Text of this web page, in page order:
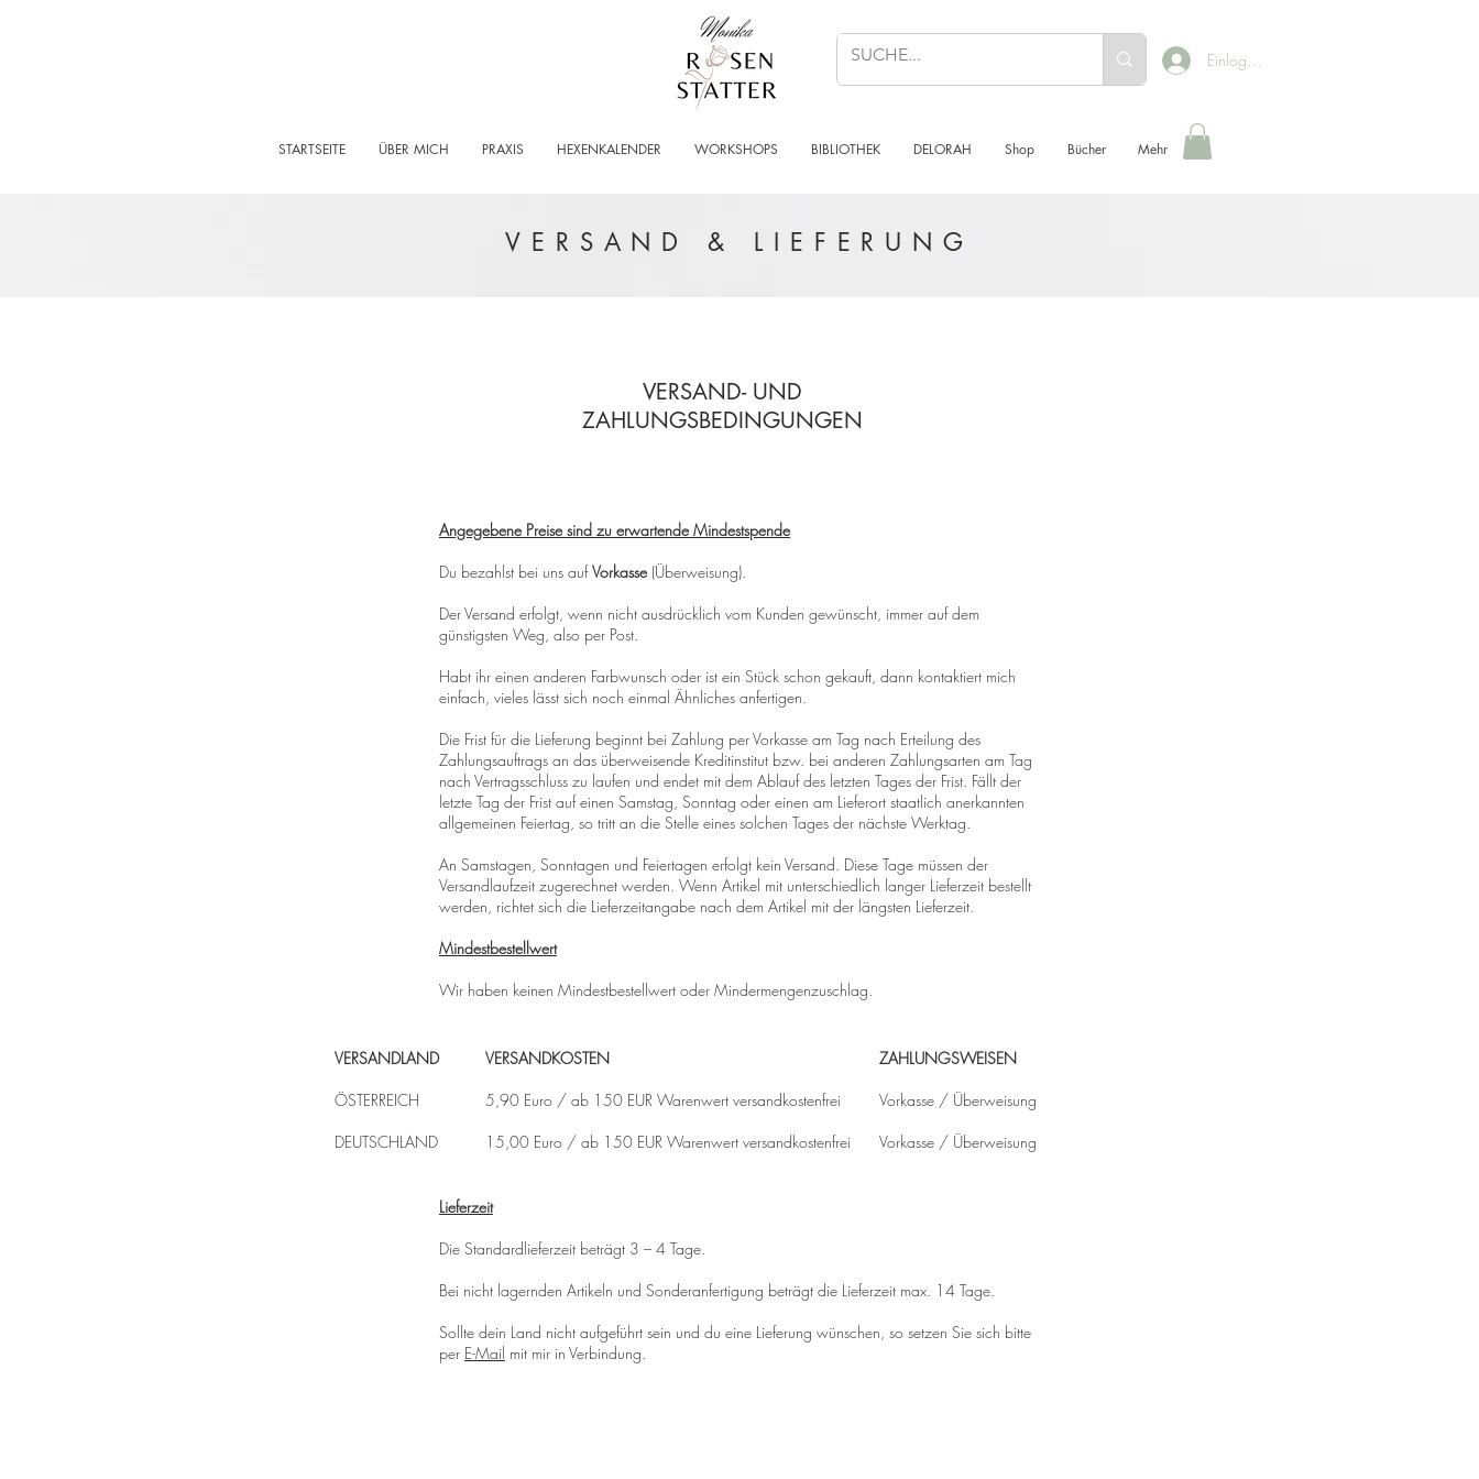
Einloggen
STARTSEITE ÜBER MICH PRAXIS HEXENKALENDER WORKSHOPS BIBLIOTHEK DELORAH Shop Bücher Mehr
VERSAND & LIEFERUNG
VERSAND- UND
ZAHLUNGSBEDINGUNGEN
Angegebene Preise sind zu erwartende Mindestspende
Du bezahlst bei uns aufVorkasse(Überweisung).
Der Versand erfolgt, wenn nicht ausdrücklich vom Kunden gewünscht, immer auf dem
günstigsten Weg, also per Post.
Habt ihr einen anderen Farbwunsch oder ist ein Stück schon gekauft, dann kontaktiert mich
einfach, vieles lässt sich noch einmal Ähnliches anfertigen.
Die Frist für die Lieferung beginnt bei Zahlung per Vorkasse am Tag nach Erteilung des
Zahlungsauftrags an das überweisende Kreditinstitut bzw. bei anderen Zahlungsarten am Tag
nach Vertragsschluss zu laufen und endet mit dem Ablauf des letzten Tages der Frist. Fällt der
letzte Tag der Frist auf einen Samstag, Sonntag oder einen am Lieferort staatlich anerkannten
allgemeinen Feiertag, so tritt an die Stelle eines solchen Tages der nächste Werktag.
An Samstagen, Sonntagen und Feiertagen erfolgt kein Versand. Diese Tage müssen der
Versandlaufzeit zugerechnet werden. Wenn Artikel mit unterschiedlich langer Lieferzeit bestellt
werden, richtet sich die Lieferzeitangabe nach dem Artikel mit der längsten Lieferzeit.
Mindestbestellwert
Wir haben keinen Mindestbestellwert oder Mindermengenzuschlag.
VERSANDLAND
ÖSTERREICH
DEUTSCHLAND
VERSANDKOSTEN
5,90 Euro / ab 150 EUR Warenwert versandkostenfrei
15,00 Euro / ab 150 EUR Warenwert versandkostenfrei
ZAHLUNGSWEISEN
Vorkasse / Überweisung
Vorkasse / Überweisung
Lieferzeit
Die Standardlieferzeit beträgt 3 – 4 Tage.
Bei nicht lagernden Artikeln und Sonderanfertigung beträgt die Lieferzeit max. 14 Tage.
Sollte dein Land nicht aufgeführt sein und du eine Lieferung wünschen, so setzen Sie sich bitte
per E-Mail mit mir in Verbindung.